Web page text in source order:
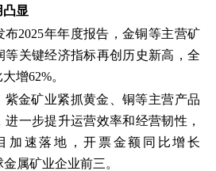
凸显
布2025年年度报告，金铜等主营矿
等关键经济指标再创历史新高，全
增62%。
紫金矿业紧抓黄金、铜等主营产品
一步提升运营效率和经营韧性，
加速落地，开票金额同比增长
属矿业企业前三。